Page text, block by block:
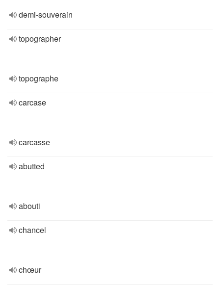
demi-souverain
topographer
topographe
carcase
carcasse
abutted
abouti
chancel
chœur